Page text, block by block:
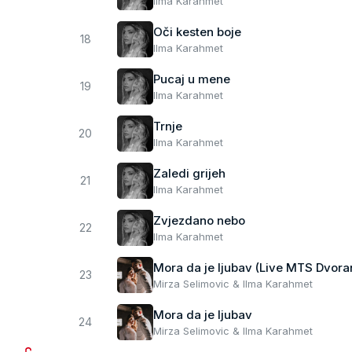
18 Oči kesten boje
Ilma Karahmet
19 Pucaj u mene
Ilma Karahmet
20 Trnje
Ilma Karahmet
21 Zaledi grijeh
Ilma Karahmet
22 Zvjezdano nebo
Ilma Karahmet
23 Mora da je ljubav (Live MTS
Mirza Selimovic & Ilma Karahmet
24 Mora da je ljubav
Mirza Selimovic & Ilma Karahmet